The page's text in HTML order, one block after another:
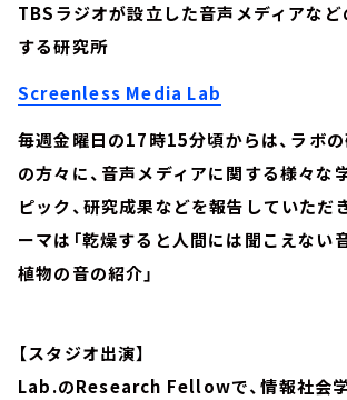
TBSラジオが設立した音声メディアな
する研究所
Screenless Media Lab
毎週金曜日の17時15分頃からは、ラボ
の方々に、音声メディアに関する様々な
ピック、研究成果などを報告していただ
ーマは「乾燥すると人間には聞こえない
植物の音の紹介」
【スタジオ出演】
Lab.のResearch Fellowで、情報社会学